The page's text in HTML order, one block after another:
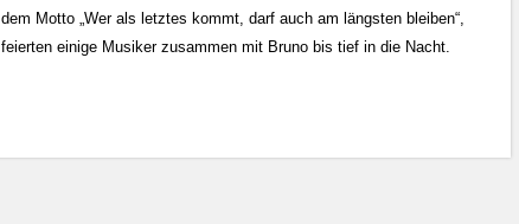
dem Motto „Wer als letztes kommt, darf auch am längsten bleiben“,
feierten einige Musiker zusammen mit Bruno bis tief in die Nacht.